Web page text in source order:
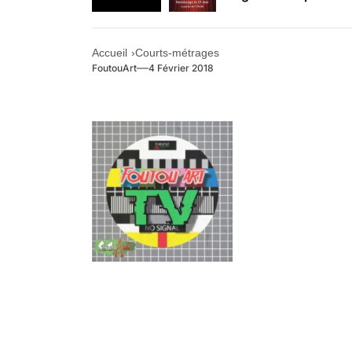
Retrouvez-nous au
Accueil Courts-métrages
FoutouArt 4 Février 2018